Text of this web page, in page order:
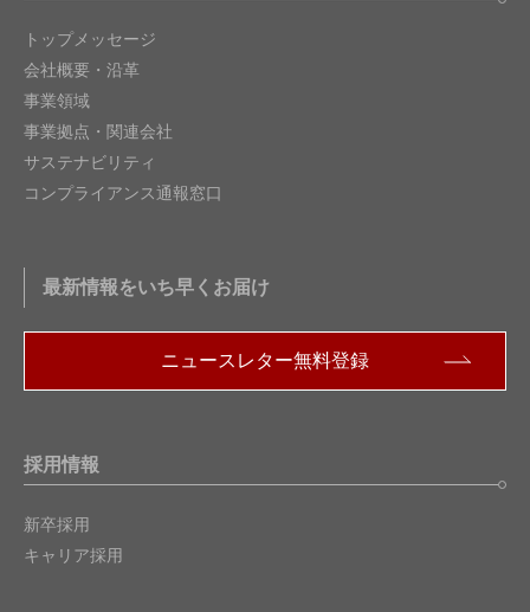
トップメッセージ
会社概要・沿革
事業領域
事業拠点・関連会社
サステナビリティ
コンプライアンス通報窓口
最新情報をいち早くお届け
ニュースレター無料登録
採用情報
新卒採用
キャリア採用